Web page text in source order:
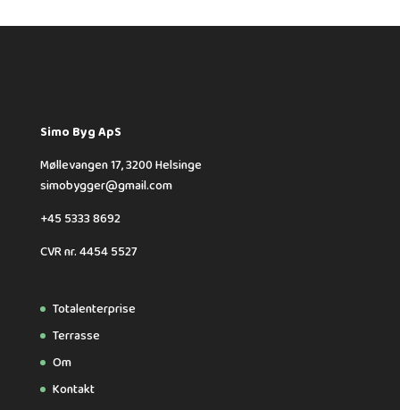
Simo Byg ApS
Møllevangen 17, 3200 Helsinge
simobygger@gmail.com
+45 5333 8692
CVR nr. 4454 5527
Totalenterprise
Terrasse
Om
Kontakt